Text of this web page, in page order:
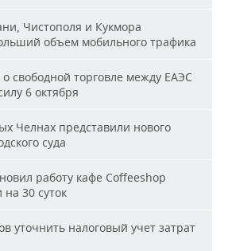
Чистополя и Кукмора
объем мобильного трафика
свободной торговле между ЕАЭС
6 октября
Челнах представили нового
суда
работу кафе Coffeeshop
30 суток
уточнить налоговый учет затрат